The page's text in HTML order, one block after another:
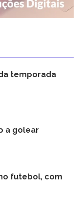
temporada
a golear
futebol, com